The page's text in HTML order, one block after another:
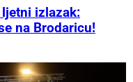
ljetni izlazak:
na Brodaricu!